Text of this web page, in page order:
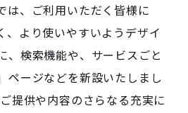
は、ご利用いただく皆様に
、より使いやすいようデザイ
、検索機能や、サービスごと
ページなどを新設いたしまし
提供や内容のさらなる充実に